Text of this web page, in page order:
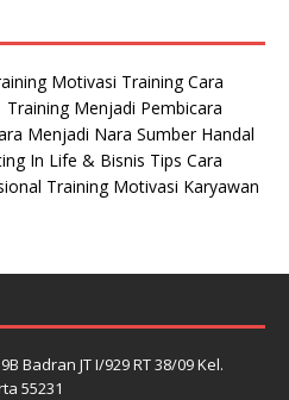
Motivasi Training Cara
Menjadi Pembicara
Menjadi Nara Sumber Handal
In Life & Bisnis Tips Cara
Training Motivasi Karyawan
Badran JT I/929 RT 38/09 Kel.
55231